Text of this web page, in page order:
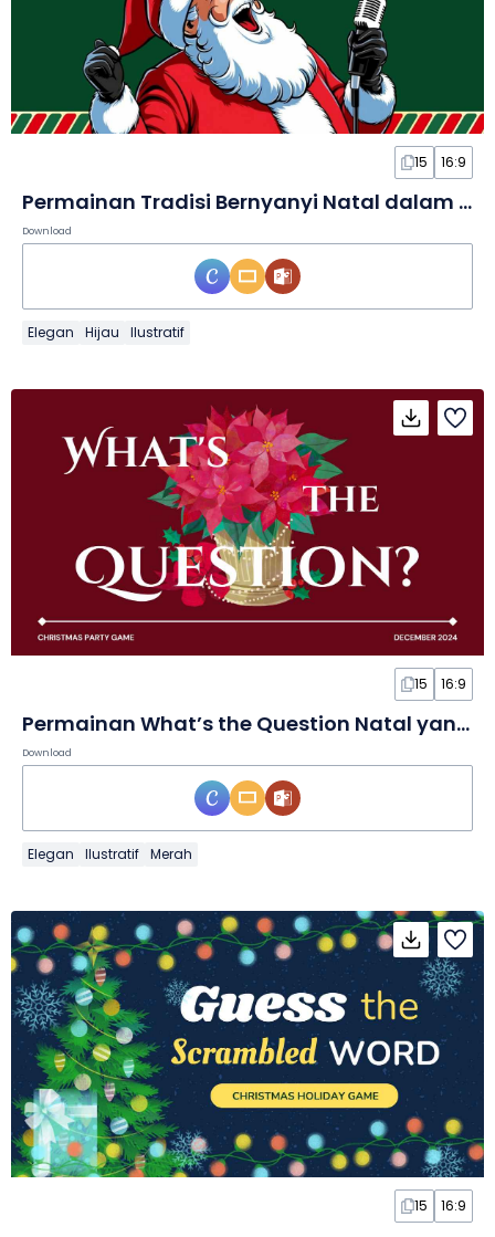
15 16:9
Permainan Tradisi Bernyanyi Natal dalam Slide
Download
Elegan Hijau Ilustratif
15 16:9
Permainan What’s the Question Natal yang Minimalis dalam Slide
Download
Elegan Ilustratif Merah
15 16:9